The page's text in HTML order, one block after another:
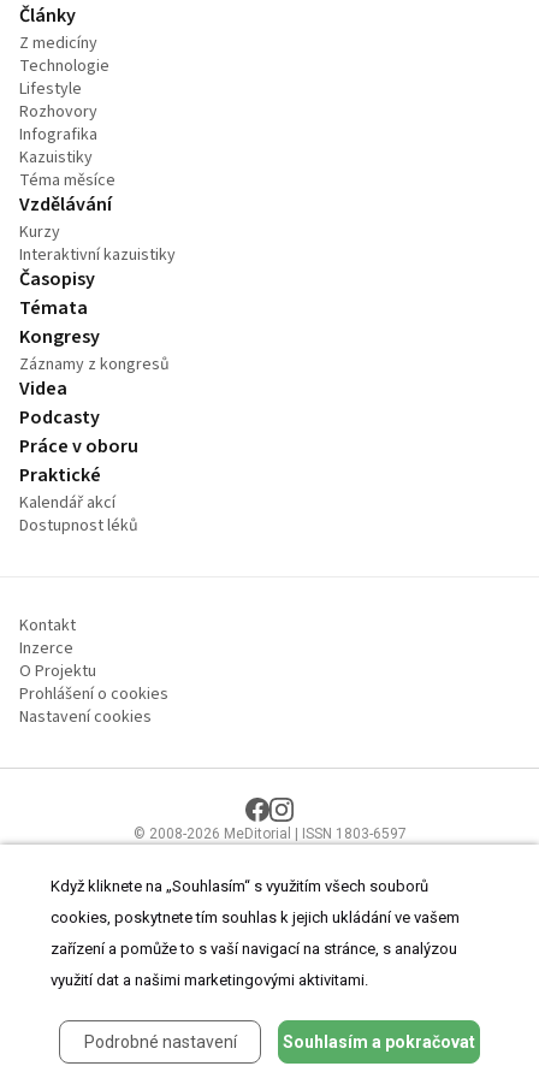
Články
Z medicíny
Technologie
Lifestyle
Rozhovory
Infografika
Kazuistiky
Téma měsíce
Vzdělávání
Kurzy
Interaktivní kazuistiky
Časopisy
Témata
Kongresy
Záznamy z kongresů
Videa
Podcasty
Práce v oboru
Praktické
Kalendář akcí
Dostupnost léků
Kontakt
Inzerce
O Projektu
Prohlášení o cookies
Nastavení cookies
© 2008-2026 MeDitorial | ISSN 1803-6597
zdravotnictví.Čtěte prohlášeníaZásady zpracování osobních údajů
Když kliknete na „Souhlasím“ s využitím všech souborů
cookies, poskytnete tím souhlas k jejich ukládání ve vašem
zařízení a pomůže to s vaší navigací na stránce, s analýzou
využití dat a našimi marketingovými aktivitami.
Podrobné nastavení Souhlasím a pokračovat